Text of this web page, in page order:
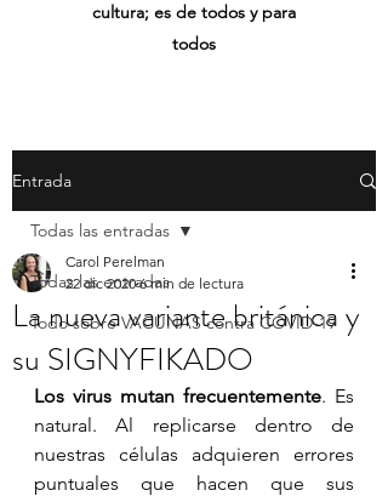
cultura; es de todos y para
todos
Entrada
Todas las entradas
Todo sobre VACUNAS contra COVID-19
Todas las entradas
La nueva variante británica y
su SIGNYFIKADO
Carol Perelman
22 dic 2020 6 min de lectura
Los virus mutan frecuentemente. Es
natural. Al replicarse dentro de
nuestras células adquieren errores
puntuales que hacen que sus